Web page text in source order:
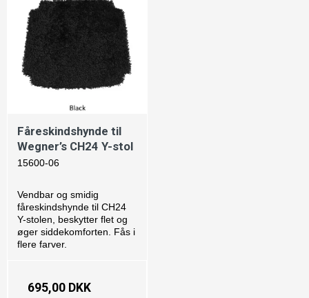
Fåreskindshynde til
Wegner’s CH24 Y-stol
15600-06
Vendbar og smidig
fåreskindshynde til CH24
Y-stolen, beskytter flet og
øger siddekomforten. Fås i
flere farver.
695,00 DKK